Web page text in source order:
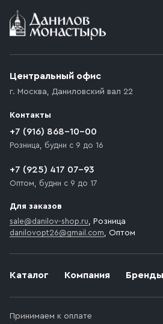
Условия доставки
возникают препятствия для
которое максимально близко к
движения. Если на территории
доставки предусмотрен платный
необходимо компенсировать
Каталог Компания Бренды
Принимаем к оплате
Центральный офис
г. Москва, Даниловский вал 22
Контакты
+7 (916) 868-10-00
Розница, будни с 9 до 16
+7 (925) 417 07-93
Оптом, будни с 9 до 17
Для заказов
sale@danilov-shop.ru, Розница
danilovopt26@gmail.com, Оптом